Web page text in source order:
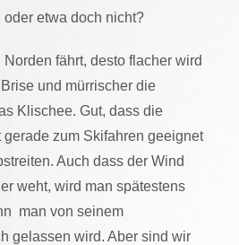
etwa doch nicht?
fährt, desto flacher wird
und mürrischer die
Klischee. Gut, dass die
gerade zum Skifahren geeignet
Auch dass der Wind
weht, wird man spätestens
man von seinem
gelassen wird. Aber sind wir